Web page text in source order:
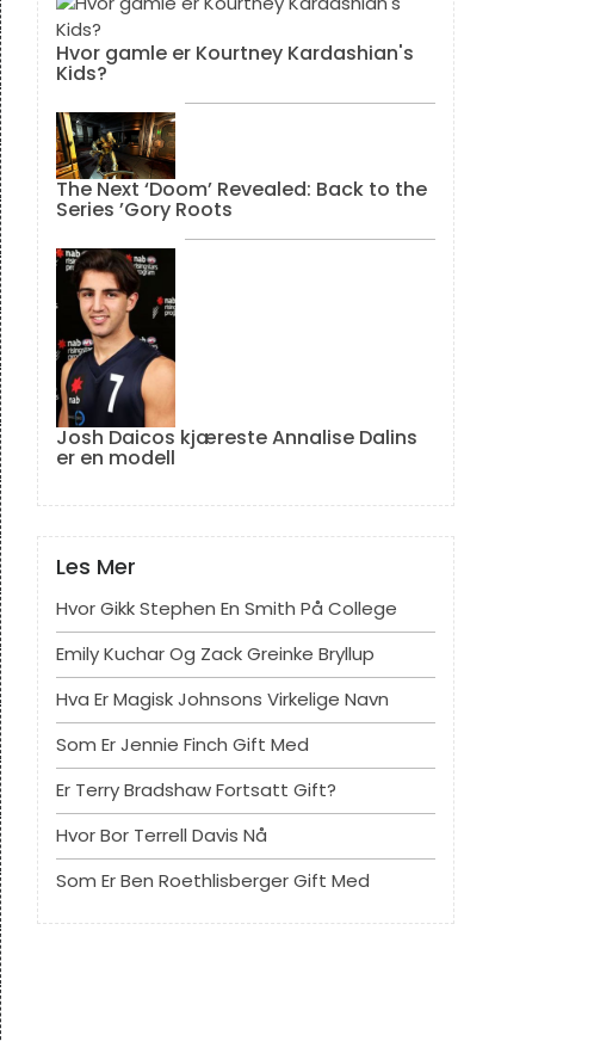
Hvor gamle er Kourtney Kardashian's
Kids?
The Next ‘Doom’ Revealed: Back to the
Series ’Gory Roots
Josh Daicos kjæreste Annalise Dalins
er en modell
Les Mer
Hvor Gikk Stephen En Smith På College
Emily Kuchar Og Zack Greinke Bryllup
Hva Er Magisk Johnsons Virkelige Navn
Som Er Jennie Finch Gift Med
Er Terry Bradshaw Fortsatt Gift?
Hvor Bor Terrell Davis Nå
Som Er Ben Roethlisberger Gift Med